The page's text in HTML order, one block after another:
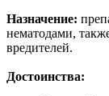
Назначение:
нематодами,
вредителей.
Достоинства: